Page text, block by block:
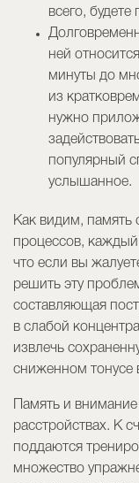
всего, будете
ней
минуты до
из
нужно
популярный
услышанное.
Как видим, память
процессов,
что если вы
решить эту
составляющая
в слабой
извлечь
сниженном тонусе
Память и
расстройствах. К
поддаются
множество